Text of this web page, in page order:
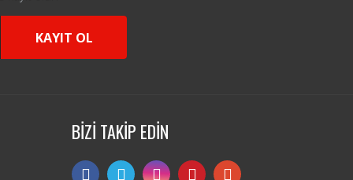
KAYIT OL
BİZİ TAKİP EDİN